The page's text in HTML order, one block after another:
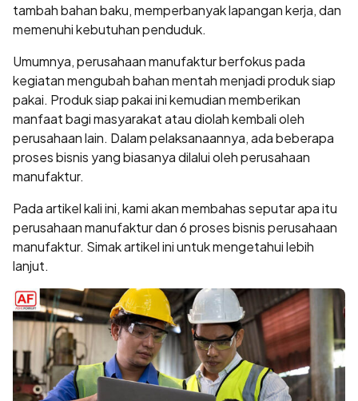
tambah bahan baku, memperbanyak lapangan kerja, dan
memenuhi kebutuhan penduduk.
Umumnya, perusahaan manufaktur berfokus pada
kegiatan mengubah bahan mentah menjadi produk siap
pakai. Produk siap pakai ini kemudian memberikan
manfaat bagi masyarakat atau diolah kembali oleh
perusahaan lain. Dalam pelaksanaannya, ada beberapa
proses bisnis yang biasanya dilalui oleh perusahaan
manufaktur.
Pada artikel kali ini, kami akan membahas seputar apa itu
perusahaan manufaktur dan 6 proses bisnis perusahaan
manufaktur. Simak artikel ini untuk mengetahui lebih
lanjut.